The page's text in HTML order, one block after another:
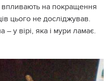
впливають на покращення
цього не досліджував.
у вірі, яка і мури ламає.